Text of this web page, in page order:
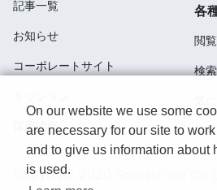
記事一覧
お知らせ
コーポレートサイト
採用情報
各
閲
検
応
Copyright 2020 SportsField Co
On our website we use some
are necessary for our site to
and to give us information about
is used.